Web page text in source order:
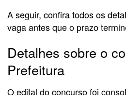
A seguir, confira todos os
vaga antes que o prazo
Detalhes sobre o
Prefeitura
O edital do concurso foi